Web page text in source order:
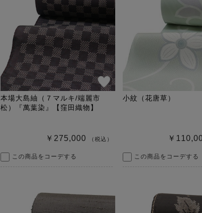
本場大島紬（７マルキ/端麗市
松）『萬葉染』【窪田織物】
￥275,000 （税込）
この商品をコーデする
小紋（花唐草）
￥
この商品をコーデする